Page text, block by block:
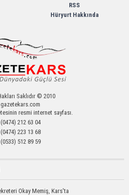
RSS
Hüryurt Hakkında
Saklıdır © 2010
gazetekars.com
resmi internet sayfası.
(0474) 212 63 04
(0474) 223 13 68
(0533) 512 89 59
Okay Memiş, Kars'ta